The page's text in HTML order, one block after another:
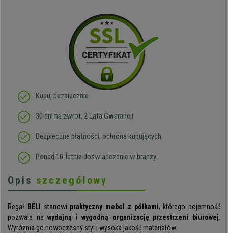
Kupuj bezpiecznie
30 dni na zwrot, 2 Lata Gwarancji
Bezpieczne płatności, ochrona kupujących
Ponad 10-letnie doświadczenie w branży
Opis szczegółowy
Regał BELI stanowi praktyczny mebel z półkami, którego pojemność
pozwala nawydajną i wygodną organizację przestrzeni biurowej
Wyróznia go nowoczesny styl i wysoka jakość materiałów.